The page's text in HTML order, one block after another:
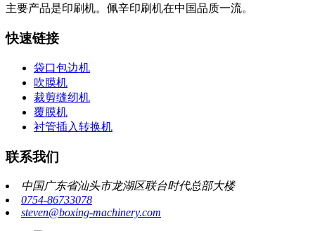
主要产品是印刷机。佩辛印刷机在中国品质一流。
快速链接
袋口包边机
吹膜机
裁剪缝纫机
覆膜机
衬管插入转换机
联系我们
中国广东省汕头市龙湖区联台时代总部大楼
0754-86733078
steven@boxing-machinery.com